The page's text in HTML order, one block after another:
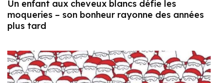
Un enfant aux cheveux blancs défie les
moqueries – son bonheur rayonne des années
plus tard